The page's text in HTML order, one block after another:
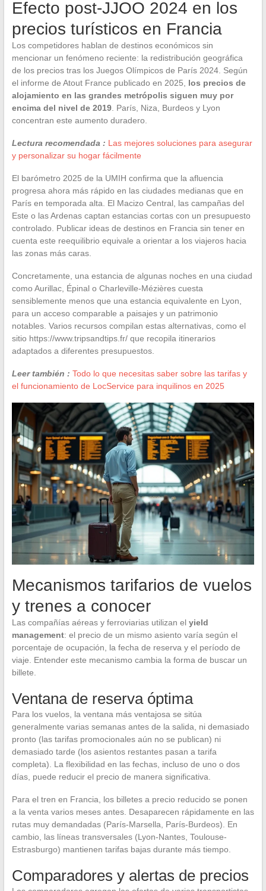
Efecto post-JJOO 2024 en los
precios turísticos en Francia
Los competidores hablan de destinos económicos sin
mencionar un fenómeno reciente: la redistribución geográfica
de los precios tras los Juegos Olímpicos de París 2024. Según
el informe de Atout France publicado en 2025, los precios de
alojamiento en las grandes metrópolis siguen muy por
encima del nivel de 2019. París, Niza, Burdeos y Lyon
concentran este aumento duradero.
Lectura recomendada : Las mejores soluciones para asegurar
y personalizar su hogar fácilmente
El barómetro 2025 de la UMIH confirma que la afluencia
progresa ahora más rápido en las ciudades medianas que en
París en temporada alta. El Macizo Central, las campañas del
Este o las Ardenas captan estancias cortas con un presupuesto
controlado. Publicar ideas de destinos en Francia sin tener en
cuenta este reequilibrio equivale a orientar a los viajeros hacia
las zonas más caras.
Concretamente, una estancia de algunas noches en una ciudad
como Aurillac, Épinal o Charleville-Mézières cuesta
sensiblemente menos que una estancia equivalente en Lyon,
para un acceso comparable a paisajes y un patrimonio
notables. Varios recursos compilan estas alternativas, como el
sitio https://www.tripsandtips.fr/ que recopila itinerarios
adaptados a diferentes presupuestos.
Leer también : Todo lo que necesitas saber sobre las tarifas y
el funcionamiento de LocService para inquilinos en 2025
Mecanismos tarifarios de vuelos
y trenes a conocer
Las compañías aéreas y ferroviarias utilizan el yield
management: el precio de un mismo asiento varía según el
porcentaje de ocupación, la fecha de reserva y el período de
viaje. Entender este mecanismo cambia la forma de buscar un
billete.
Ventana de reserva óptima
Para los vuelos, la ventana más ventajosa se sitúa
generalmente varias semanas antes de la salida, ni demasiado
pronto (las tarifas promocionales aún no se publican) ni
demasiado tarde (los asientos restantes pasan a tarifa
completa). La flexibilidad en las fechas, incluso de uno o dos
días, puede reducir el precio de manera significativa.
Para el tren en Francia, los billetes a precio reducido se ponen
a la venta varios meses antes. Desaparecen rápidamente en las
rutas muy demandadas (París-Marsella, París-Burdeos). En
cambio, las líneas transversales (Lyon-Nantes, Toulouse-
Estrasburgo) mantienen tarifas bajas durante más tiempo.
Comparadores y alertas de precios